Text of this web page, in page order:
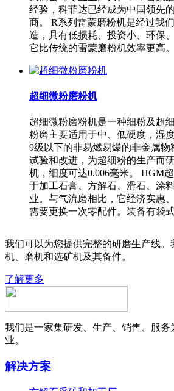
经验，科菲达已经成为中国领先
商。 R系列雷蒙磨粉机是经过我
造，具有低损耗、投资小、环保
它比传统的雷蒙磨粉机效率更高。
超细微粉磨粉机
超细微粉磨粉机是一种细粉及超
粉磨主要适用于中、低硬度，湿
9级以下的非易燃易爆的非金属物
试验和改进，为超细粉的生产而
机，细度可达0.006毫米。 HGM
于加工石膏、方解石、滑石、涂
业。与气流磨相比，它经济实惠
需要更换一次零配件。装备有袋
我们可以为您提供完整的研磨生产线
机、磨机和选矿机及其备件。
了解更多
我们是一家集研发、生产、销售、服务
业。
解决方案